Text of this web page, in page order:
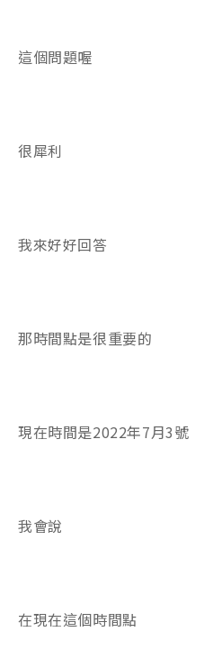
這個問題喔
很犀利
我來好好回答
那時間點是很重要的
現在時間是2022年7月3號
我會說
在現在這個時間點